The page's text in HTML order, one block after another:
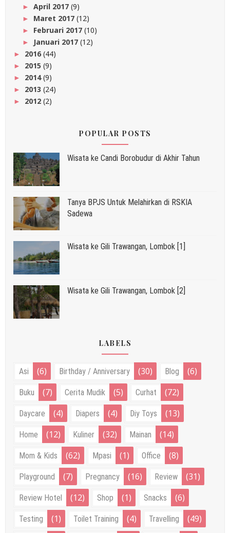
► April 2017 (9)
► Maret 2017 (12)
► Februari 2017 (10)
► Januari 2017 (12)
► 2016(44)
► 2015 (9)
► 2014(9)
► 2013 (24)
► 2012 (2)
POPULAR POSTS
Wisata ke Candi Borobudur di Akhir Tahun
Tanya BPJS Untuk Melahirkan di RSKIA
Sadewa
Wisata ke Gili Trawangan, Lombok [1]
Wisata ke Gili Trawangan, Lombok [2]
LABELS
Asi (6) Birthday / Anniversary (30) Blog (6)
Buku (7) Cerita Mudik (5) Curhat (72)
Daycare (4) Diapers (4) Diy Toys (13)
Home (12) Kuliner (32) Mainan (14)
Mom & Kids (62) Mpasi (1) Office (8)
Playground (7) Pregnancy (16) Review (31)
Review Hotel (12) Shop (1) Snacks (6)
Testing (1) Toilet Training (4) Travelling (49)